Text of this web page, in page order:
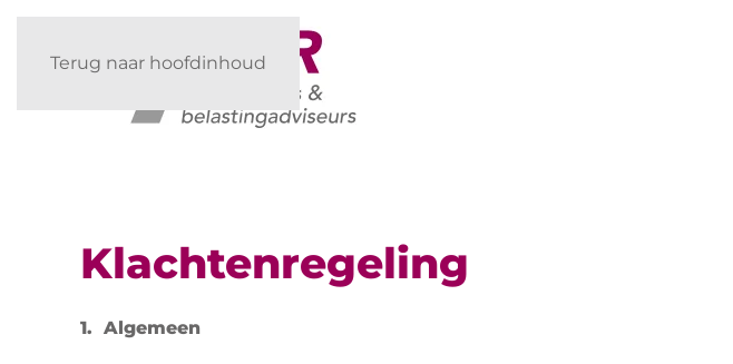
Terug naar hoofdinhoud
Klachtenregeling
1. Algemeen